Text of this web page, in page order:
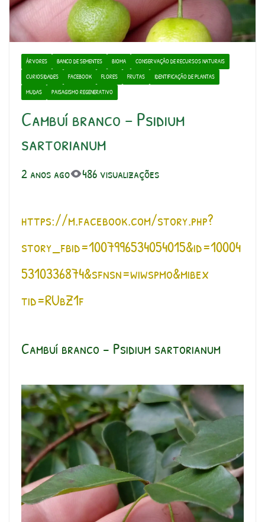
ÁRVORES BANCO DE SEMENTES BIOMA
CONSERVAÇÃO DE RECURSOS NATURAIS
CURIOSIDADES
FACEBOOK FLORES FRUTAS
IDENTIFICAÇÃO DE PLANTAS
MUDAS
PAISAGISMO REGENERATIVO
Cambuí branco – Psidium
sartorianum
2 anos ago 486 visualizações
https://m.facebook.com/story.php?
story_ fbid=1007996534054015&id=10004
5310336874&sfnsn=wiwspmo&mibex
tid=RUbZ1f
Cambuí branco – Psidium sartorianum